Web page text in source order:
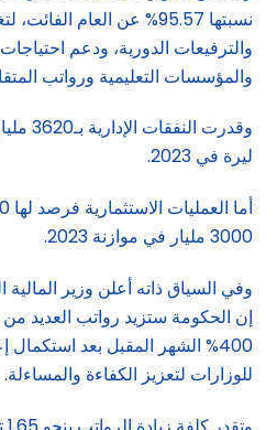
نسبتها 95.57% عن العام
والترفيعات الدورية، ودعم
والمؤسسات التعليمية ورواتب
ليرة في 2023.
3000 مليار في موازنة 2023.
وفي السياق ذاته أعلن وزير المالية
إن الحكومة ستزيد رواتب العديد
400% الشهر المقبل بعد استكمال
للوزارات لتعزيز الكفاءة والمساءلة.